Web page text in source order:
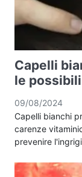
Capelli
le
09/08/2024
Capelli bianchi
carenze
prevenire